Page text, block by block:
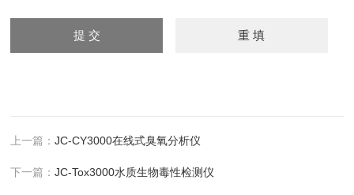
上一篇：JC-CY3000在线式臭氧分析仪
下一篇：JC-Tox3000水质生物毒性检测仪